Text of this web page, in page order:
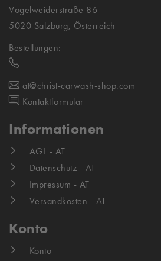
Vogelweiderstraße 86
5020 Salzburg, Österreich
Bestellungen:
at@christ-carwash-shop.com
Kontaktformular
Informationen
AGL - AT
Datenschutz - AT
Impressum - AT
Versandkosten - AT
Konto
Konto